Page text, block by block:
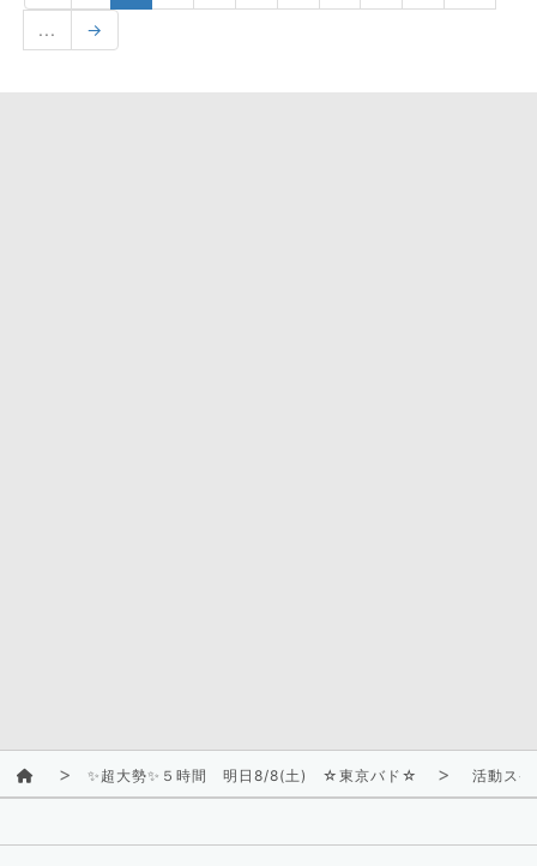
...
→
✨超大勢✨５時間 明日8/8(土) ☆東京バド☆ 活動ス